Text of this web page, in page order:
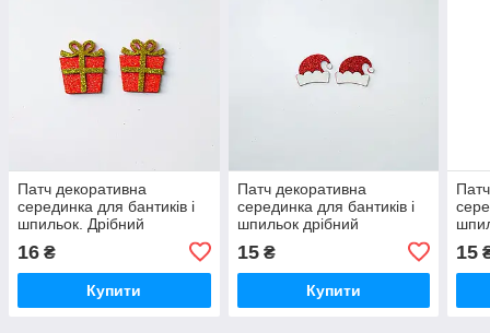
Патч декоративна
серединка для бантиків і
шпильок. Дрібний
"Подарунок", набір 2 шт.
16 ₴
Купити
Патч декоративна
серединка для бантиків і
шпильок дрібний
новорічний декор "Шапка
Санти" аплікація, наб. 2
шт
15₴
Купити
15